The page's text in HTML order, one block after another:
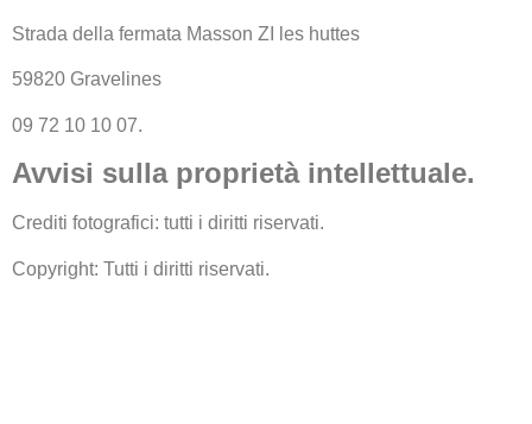
Strada della fermata Masson ZI les huttes
59820 Gravelines
09 72 10 10 07.
Avvisi sulla proprietà intellettuale.
Crediti fotografici: tutti i diritti riservati.
Copyright: Tutti i diritti riservati.